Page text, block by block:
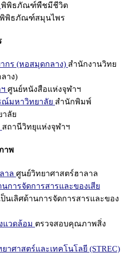
พิพิธภัณฑ์พืชมีชีวิต
พิพิธภัณฑ์สมุนไพร
กร (หอสมุดกลาง) สำนักงานวิทย
าง)
ศูนย์หนังสือแห่งจุฬาฯ
ณ์มหาวิทยาลัย สำนักพิมพ์
ลัย
สถานีวิทยุแห่งจุฬาฯ
าพ
าล ศูนย์วิทยาศาสตร์ฮาลาล
การจัดการสารและของเสีย
นเลิศด้านการจัดการสารและของ
แวดล้อม ตรวจสอบคุณภาพสิ่ง
าศาสตร์และเทคโนโลยี (STREC)